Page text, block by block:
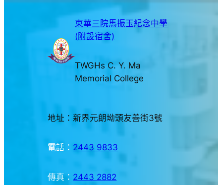
東華三院馬振玉紀念中學
(附設宿舍)
TWGHs C. Y. Ma
Memorial College
地址：新界元朗坳頭友善街3號
電話： 2443 9833
傳真： 2443 2882